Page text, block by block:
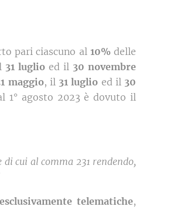
pari ciascuno al 10% delle
31 luglio ed il 30 novembre
maggio, il 31 luglio ed il 30
1° agosto 2023 è dovuto il
cui al comma 231 rendendo,
telematiche,